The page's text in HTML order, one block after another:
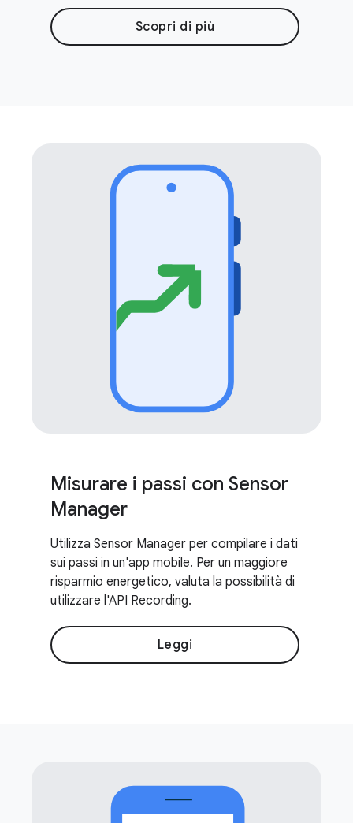
Scopri di più
Misurare i passi con Sensor
Manager
Utilizza Sensor Manager per compilare i dati
sui passi in un'app mobile. Per un maggiore
risparmio energetico, valuta la possibilità di
utilizzare l'API Recording.
Leggi